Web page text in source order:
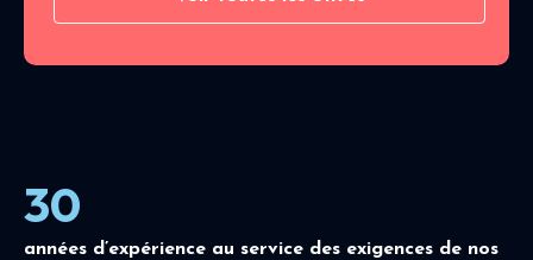
30
années d’expérience au service des exigences de nos